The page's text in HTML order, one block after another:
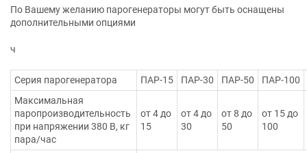
По Вашему желанию парогенераторы могут быть оснащены
дополнительными опциями
ч
Серия парогенератора ПАР-15 ПАР-30 ПАР-50
ПАР-100
Максимальная
паропроизводительность
при напряжении 380 В, кг
пара/час
от 4 до
15
от 4 до
30
от 8 до
50
от 15 до
100